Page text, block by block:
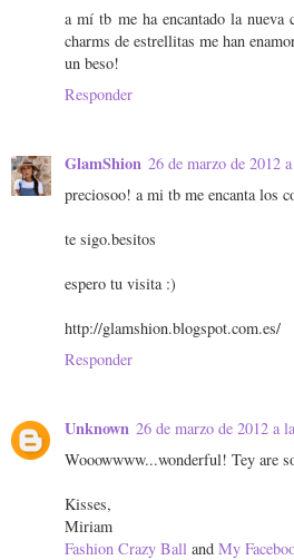
a mí tb me ha encantado la nueva
charms de estrellitas me han
un beso!
Responder
GlamShion 26 de marzo de 2012
preciosoo! a mi tb me encanta los
te sigo.besitos
espero tu visita :)
http://glamshion.blogspot.com.es/
Responder
Unknown 26 de marzo de 2012 a
Wooowwww...wonderful! Tey are
Kisses,
Miriam
Fashion Crazy Ball and My